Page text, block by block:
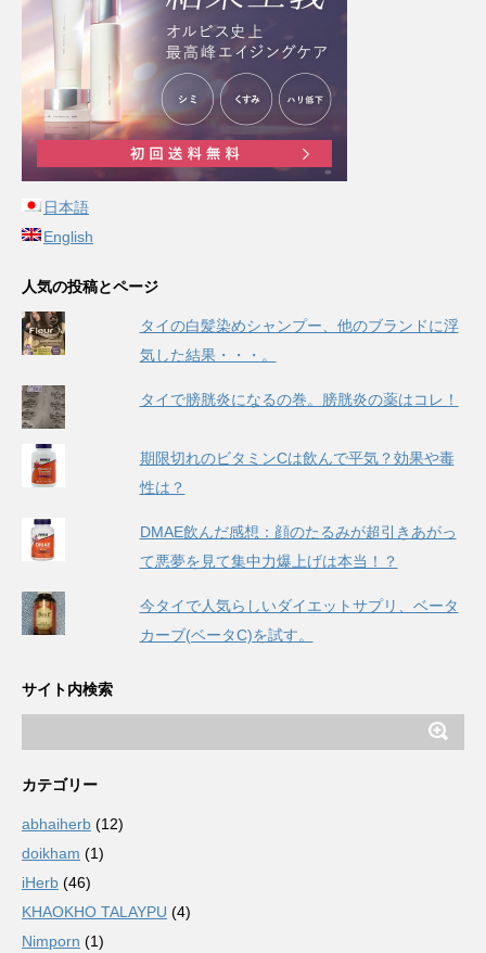
日本語
English
人気の投稿とページ
タイの白髪染めシャンプー、他のブランドに浮
気した結果・・・。
タイで膀胱炎になるの巻。膀胱炎の薬はコレ！
期限切れのビタミンCは飲んで平気？効果や毒
性は？
DMAE飲んだ感想：顔のたるみが超引きあがっ
て悪夢を見て集中力爆上げは本当！？
今タイで人気らしいダイエットサプリ、ベータ
カーブ(ベータC)を試す。
サイト内検索
カテゴリー
abhaiherb (12)
doikham (1)
iHerb (46)
KHAOKHO TALAYPU (4)
Nimporn (1)